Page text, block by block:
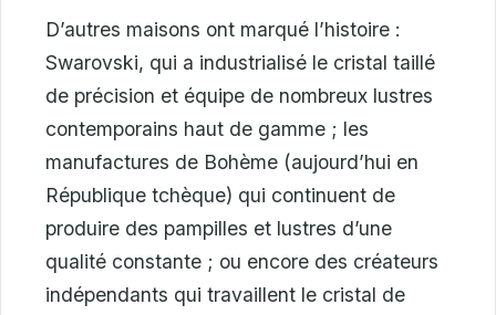
D’autres maisons ont marqué l’histoire :
Swarovski, qui a industrialisé le cristal taillé
de précision et équipe de nombreux lustres
contemporains haut de gamme ; les
manufactures de Bohème (aujourd’hui en
République tchèque) qui continuent de
produire des pampilles et lustres d’une
qualité constante ; ou encore des créateurs
indépendants qui travaillent le cristal de